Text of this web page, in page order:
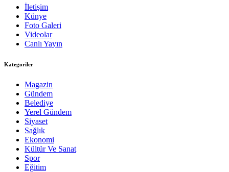
İletişim
Künye
Foto Galeri
Videolar
Canlı Yayın
Kategoriler
Magazin
Gündem
Belediye
Yerel Gündem
Siyaset
Sağlık
Ekonomi
Kültür Ve Sanat
Spor
Eğitim